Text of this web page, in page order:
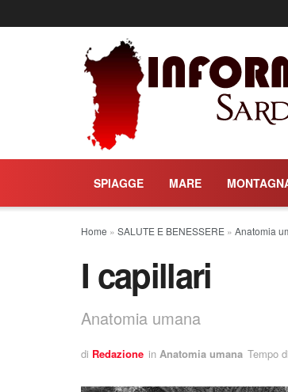
SPIAGGE MARE
Home » SALUTE E BENESSERE » Anatomia
I capillari
Anatomia umana
di Redazione in Anatomia umana Tempo